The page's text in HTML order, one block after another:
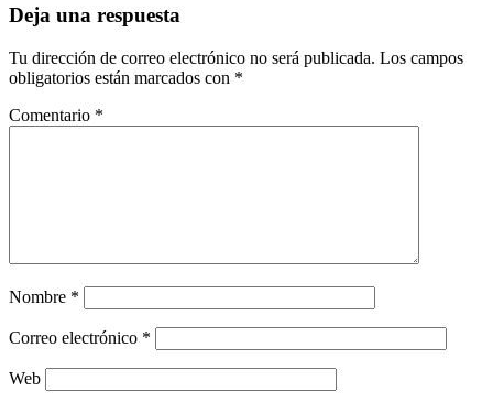
Deja una respuesta
Tu dirección de correo electrónico no será publicada. Los campos
obligatorios están marcados con *
Comentario *
Nombre *
Correo electrónico *
Web